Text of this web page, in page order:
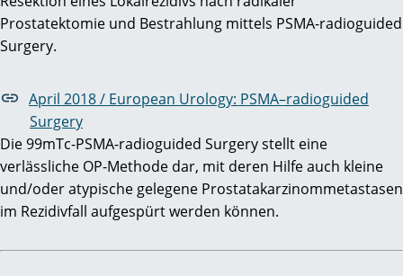
Prostatektomie und Bestrahlung mittels PSMA-radioguided
Surgery.
April 2018 / European Urology: PSMA–radioguided
Surgery
Die 99mTc-PSMA-radioguided Surgery stellt eine
verlässliche OP-Methode dar, mit deren Hilfe auch kleine
und/oder atypische gelegene Prostatakarzinommetastasen
im Rezidivfall aufgespürt werden können.